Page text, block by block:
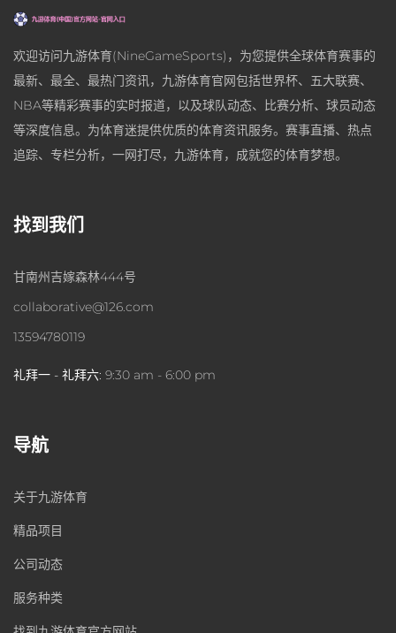
欢迎访问九游体育(NineGameSports)，为您提供全球体育赛事的
最新、最全、最热门资讯，九游体育官网包括世界杯、五大联赛、
NBA等精彩赛事的实时报道，以及球队动态、比赛分析、球员动态
等深度信息。为体育迷提供优质的体育资讯服务。赛事直播、热点
追踪、专栏分析，一网打尽，九游体育，成就您的体育梦想。
找到我们
甘南州吉嫁森林444号
collaborative@126.com
13594780119
礼拜一 - 礼拜六: 9:30 am - 6:00 pm
导航
关于九游体育
精品项目
公司动态
服务种类